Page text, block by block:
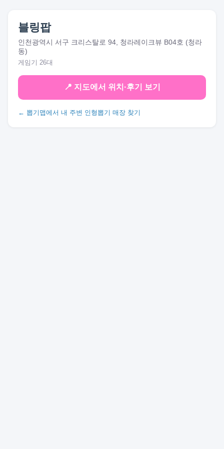
블링팝
인천광역시 서구 크리스탈로 94, 청라레이크뷰 B04호 (청라
동)
게임기 26대
📍 지도에서 위치·후기 보기
← 뽑기맵에서 내 주변 인형뽑기 매장 찾기